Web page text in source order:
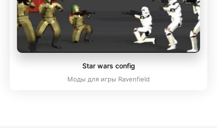
Star wars config
Моды для игры Ravenfield